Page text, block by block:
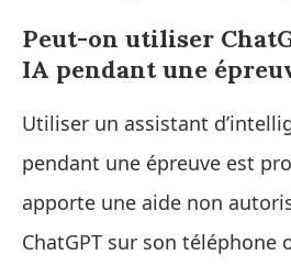
Peut-on utiliser
IA pendant une
Utiliser un assistant
pendant une épreuve est
apporte une aide non
ChatGPT sur son téléphone